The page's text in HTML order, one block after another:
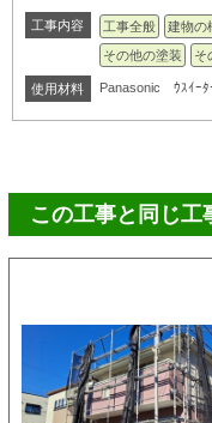
工事内容 工事全般
建物の
その他の塗装
そ
使用材料 Panasonic ｳｽｲｰﾀ
この工事と同じ工